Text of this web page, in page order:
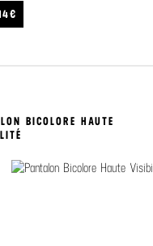
BICOLORE HAUTE